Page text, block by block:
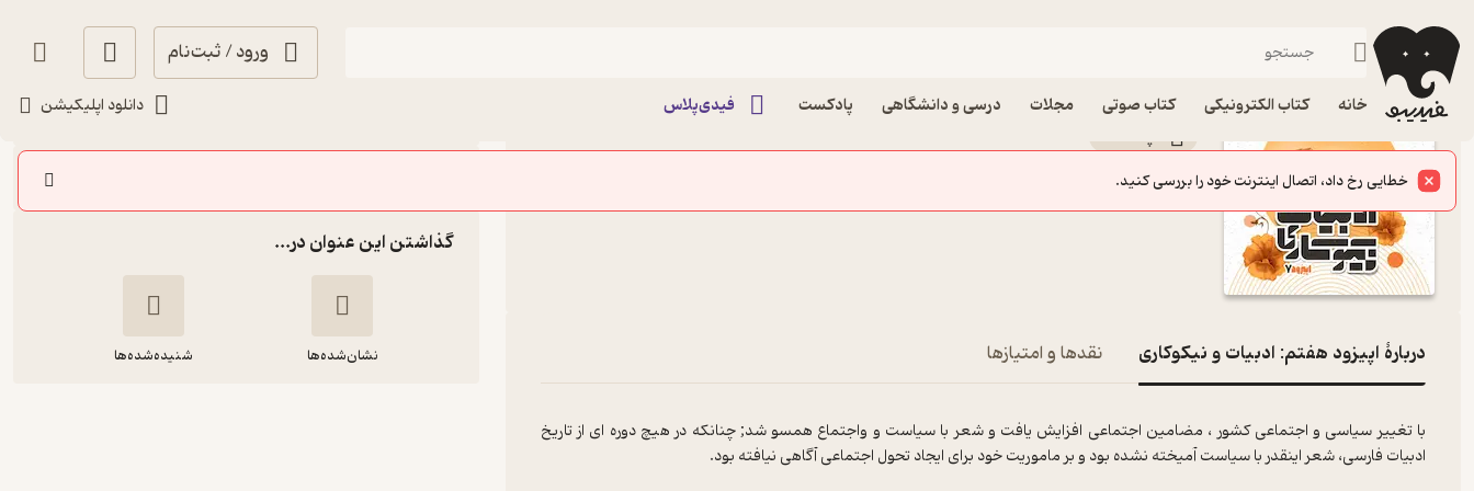
ورود / ثبت‌نام
خانه کتاب الکترونیکی کتاب صوتی مجلات درسی و دانشگاهی پادکست فیدی‌پلاس دانلود اپلیکیشن
فیدیبو پادکست‌ها
اپیزود اپیزود هفتم: ادبیات و نیکوکاری پادکست نیک‌ آوا
پادکست‌
دربارۀ اپیزود هفتم: ادبیات و نیکوکاری نقدها و امتیازها
با تغییر سیاسی و اجتماعی کشور ، مضامین اجتماعی افزایش یافت و شعر با سیاست و واجتماع همسو شد; چنانکه در هیچ دوره ای از تاریخ
ادبیات فارسی، شعر اینقدر با سیاست آمیخته نشده بود و بر ماموریت خود برای ایجاد تحول اجتماعی آگاهی نیافته بود.
گذاشتن این عنوان در...
نشان‌شده‌ها شنیده‌شده‌ها
خطایی رخ داد، اتصال اینترنت خود را بررسی کنید.